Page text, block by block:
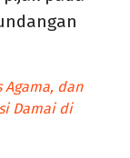
Agama, dan
Damai di